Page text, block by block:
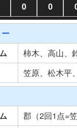
0 0
柿木、高山、
笠原、松木平
郡（2回1点=